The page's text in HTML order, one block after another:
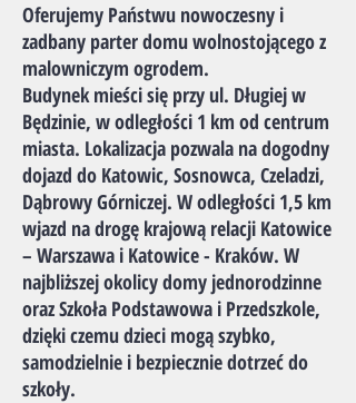
Oferujemy Państwu nowoczesny i
zadbany parter domu wolnostojącego z
malowniczym ogrodem.
Budynek mieści się przy ul. Długiej w
Będzinie, w odległości 1 km od centrum
miasta. Lokalizacja pozwala na dogodny
dojazd do Katowic, Sosnowca, Czeladzi,
Dąbrowy Górniczej. W odległości 1,5 km
wjazd na drogę krajową relacji Katowice
– Warszawa i Katowice - Kraków. W
najbliższej okolicy domy jednorodzinne
oraz Szkoła Podstawowa i Przedszkole,
dzięki czemu dzieci mogą szybko,
samodzielnie i bezpiecznie dotrzeć do
szkoły.